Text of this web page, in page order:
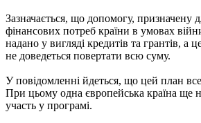
Зазначається, що допомогу, призначену
фінансових потреб країни в умовах
надано у вигляді кредитів та грантів, а
не доведеться повертати всю суму.
У повідомленні йдеться, що цей план
При цьому одна європейська країна ще
участь у програмі.